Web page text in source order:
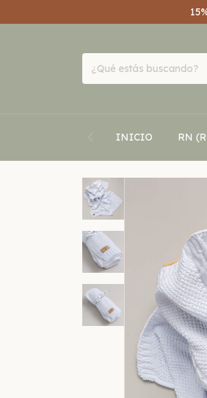
INICIO RN